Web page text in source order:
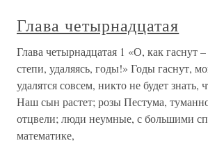
Глава четырнадцатая
Глава четырнадцатая 1 «О, как гаснут
степи, удаляясь, годы!» Годы гаснут,
удалятся совсем, никто не будет знать,
Наш сын растет; розы Пестума,
отцвели; люди неумные, с большими
математике,